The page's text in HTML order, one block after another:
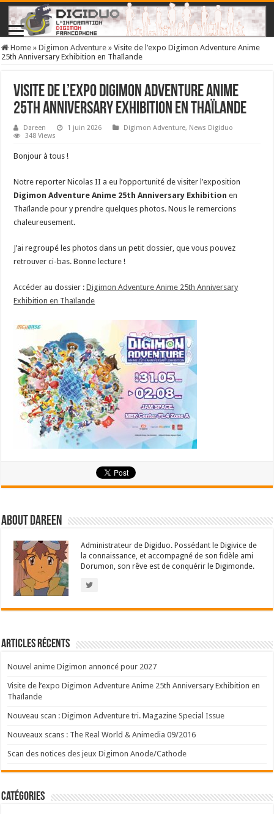
Home » Digimon Adventure » Visite de l’expo Digimon Adventure Anime
25th Anniversary Exhibition en Thaïlande
Visite de l’expo Digimon Adventure Anime
25th Anniversary Exhibition en Thaïlande
Dareen 1 juin 2026 Digimon Adventure, News Digiduo
348 Views
Bonjour à tous !
Notre reporter Nicolas II a eu l’opportunité de visiter l’exposition
Digimon Adventure Anime 25th Anniversary Exhibition en
Thaïlande pour y prendre quelques photos. Nous le remercions
chaleureusement.
J’ai regroupé les photos dans un petit dossier, que vous pouvez
retrouver ci-bas. Bonne lecture !
Accéder au dossier :Digimon Adventure Anime 25th Anniversary
Exhibition en Thaïlande
About Dareen
Administrateur de Digiduo. Possédant le Digivice de
la connaissance, et accompagné de son fidèle ami
Dorumon, son rêve est de conquérir le Digimonde.
Articles récents
Nouvel anime Digimon annoncé pour 2027
Visite de l’expo Digimon Adventure Anime 25th Anniversary Exhibition en
Thaïlande
Nouveau scan : Digimon Adventure tri. Magazine Special Issue
Nouveaux scans : The Real World & Animedia 09/2016
Scan des notices des jeux Digimon Anode/Cathode
Catégories